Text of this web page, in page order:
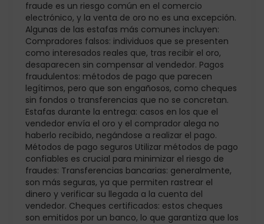
fraude es un riesgo común en el comercio
electrónico, y la venta de oro no es una excepción.
Algunas de las estafas más comunes incluyen:
Compradores falsos: individuos que se presenten
como interesados reales que, tras recibir el oro,
desaparecen sin compensar al vendedor. Pagos
fraudulentos: métodos de pago que parecen
legítimos, pero que son engañosos, como cheques
sin fondos o transferencias que no se concretan.
Estafas durante la entrega: casos en los que el
vendedor envía el oro y el comprador alega no
haberlo recibido, negándose a realizar el pago.
Métodos de pago seguros Utilizar métodos de pago
confiables es crucial para minimizar el riesgo de
fraudes: Transferencias bancarias: generalmente,
son más seguras, ya que permiten rastrear el
dinero y verificar su llegada a la cuenta del
vendedor. Cheques certificados: estos cheques
son emitidos por un banco, lo que garantiza que los